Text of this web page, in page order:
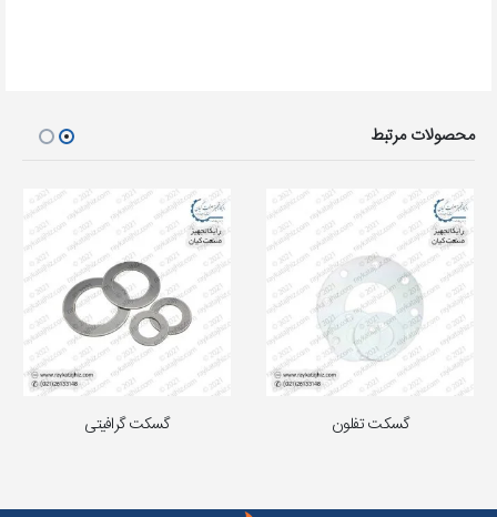
محصولات مرتبط
گسکت تفلون گسکت گرافیتی